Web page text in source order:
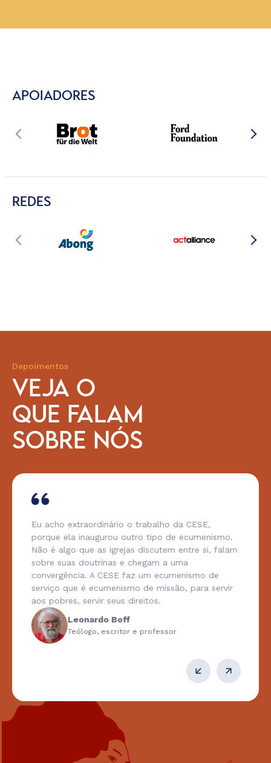
APOIADORES
REDES
Depoimentos
VEJA O
QUE FALAM
SOBRE NÓS
Eu acho extraordinário o trabalho da CESE,
porque ela inaugurou outro tipo de ecumenismo.
Não é algo que as igrejas discutem entre si, falam
sobre suas doutrinas e chegam a uma
convergência. A CESE faz um ecumenismo de
serviço que é ecumenismo de missão, para servir
aos pobres, servir seus direitos.
Leonardo Boff
Teólogo, escritor e professor